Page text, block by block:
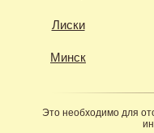
Лиски
Минск
Это необходимо для
Вес в упаковке: